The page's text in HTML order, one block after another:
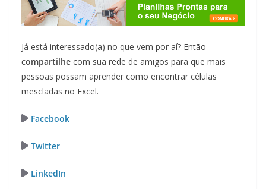
Já está interessado(a) no que vem por aí? Então
compartilhe com sua rede de amigos para que mais
pessoas possam aprender como encontrar células
mescladas no Excel.
Facebook
Twitter
LinkedIn